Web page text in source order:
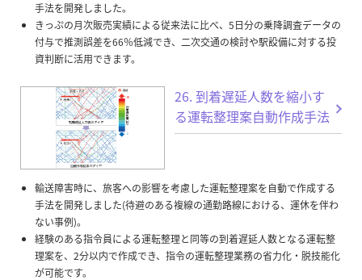
手法を開発しました。
きっぷの月次販売実績による従来法に比べ、5日分の乗降調査データの
付与で推測誤差を66％低減でき、二次交通の検討や駅設備に対する投
資判断に活用できます。
26. 到着遅延人数を縮小す
る運転整理案自動作成手法
輸送障害時に、旅客への影響を考慮した運転整理案を自動で作成する
手法を開発しました(待避のある複線の通勤路線における、運休を伴わ
ない事例)。
経験のある指令員による運転整理と同等の到着遅延人数となる運転整
理案を、2分以内で作成でき、指令の運転整理業務の省力化・脱技能化
が可能です。